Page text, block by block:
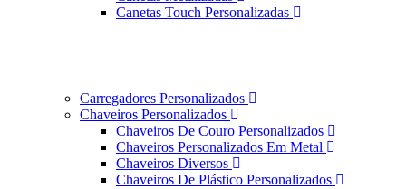
Canetas Touch Personalizadas
Carregadores Personalizados
Chaveiros Personalizados
Chaveiros De Couro Personalizados
Chaveiros Personalizados Em Metal
Chaveiros Diversos
Chaveiros De Plástico Personalizados